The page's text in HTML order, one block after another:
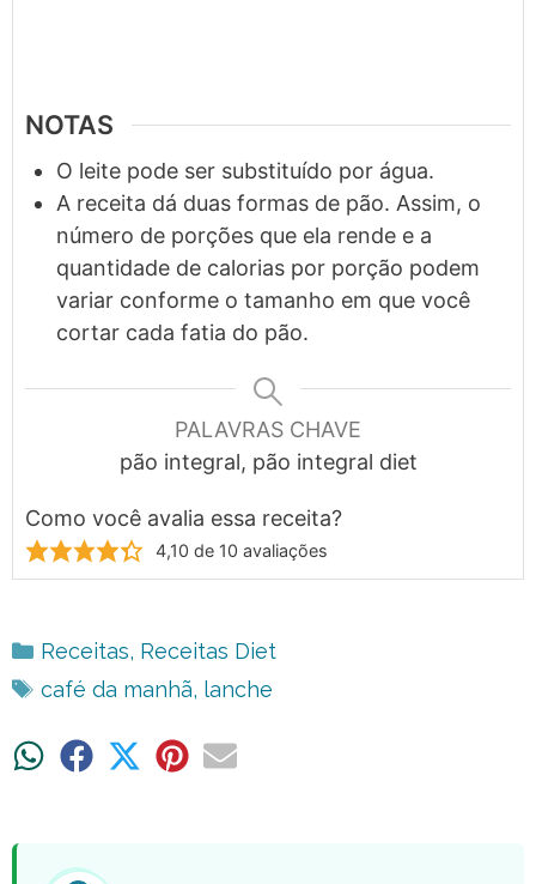
NOTAS
O leite pode ser substituído por água.
A receita dá duas formas de pão. Assim, o
número de porções que ela rende e a
quantidade de calorias por porção podem
variar conforme o tamanho em que você
cortar cada fatia do pão.
PALAVRAS CHAVE
pão integral, pão integral diet
Como você avalia essa receita?
4,10 de 10 avaliações
Categorias
Receitas, Receitas Diet
Tags
café da manhã, lanche
ShareShare ShareShareShare